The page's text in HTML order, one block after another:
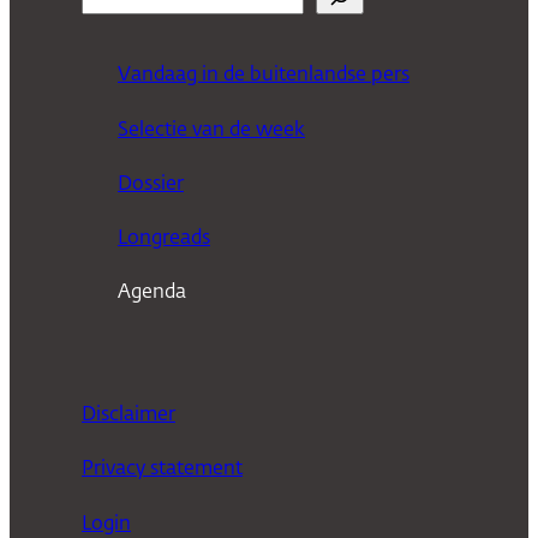
Vandaag in de buitenlandse pers
Selectie van de week
Dossier
Longreads
Agenda
Disclaimer
Privacy statement
Login